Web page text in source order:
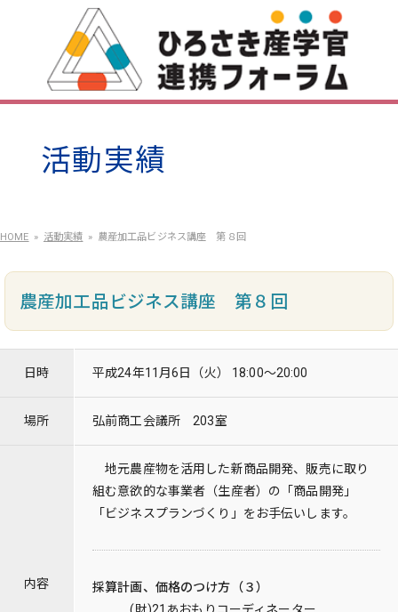
活動実績
HOME 活動実績 農産加工品ビジネス講座 第８回
農産加工品ビジネス講座 第８回
日時 平成24年11月6日（火） 18:00～20:00
場所 弘前商工会議所 203室
内容
地元農産物を活用した新商品開発、販売に取り
組む意欲的な事業者（生産者）の「商品開発」
「ビジネスプランづくり」をお手伝いします。
採算計画、価格のつけ方（３）